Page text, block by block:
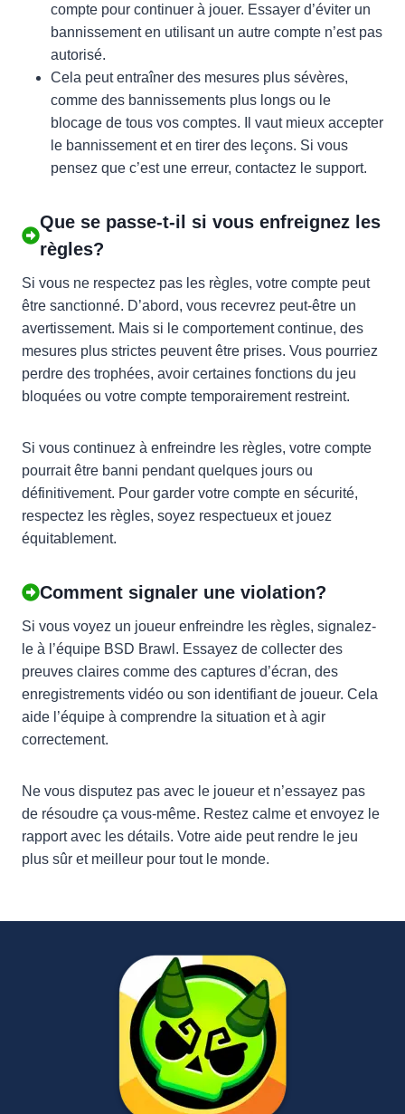
compte pour continuer à jouer. Essayer d’éviter un
bannissement en utilisant un autre compte n’est pas
autorisé.
Cela peut entraîner des mesures plus sévères,
comme des bannissements plus longs ou le
blocage de tous vos comptes. Il vaut mieux accepter
le bannissement et en tirer des leçons. Si vous
pensez que c’est une erreur, contactez le support.
Que se passe-t-il si vous enfreignez les
règles?
Si vous ne respectez pas les règles, votre compte peut
être sanctionné. D’abord, vous recevrez peut-être un
avertissement. Mais si le comportement continue, des
mesures plus strictes peuvent être prises. Vous pourriez
perdre des trophées, avoir certaines fonctions du jeu
bloquées ou votre compte temporairement restreint.
Si vous continuez à enfreindre les règles, votre compte
pourrait être banni pendant quelques jours ou
définitivement. Pour garder votre compte en sécurité,
respectez les règles, soyez respectueux et jouez
équitablement.
Comment signaler une violation?
Si vous voyez un joueur enfreindre les règles, signalez-
le à l’équipe BSD Brawl. Essayez de collecter des
preuves claires comme des captures d’écran, des
enregistrements vidéo ou son identifiant de joueur. Cela
aide l’équipe à comprendre la situation et à agir
correctement.
Ne vous disputez pas avec le joueur et n’essayez pas
de résoudre ça vous-même. Restez calme et envoyez le
rapport avec les détails. Votre aide peut rendre le jeu
plus sûr et meilleur pour tout le monde.